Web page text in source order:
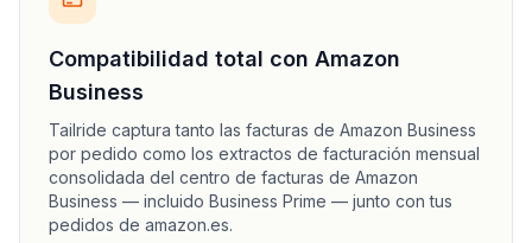
Compatibilidad total con Amazon
Business
Tailride captura tanto las facturas de Amazon Business
por pedido como los extractos de facturación mensual
consolidada del centro de facturas de Amazon
Business — incluido Business Prime — junto con tus
pedidos de amazon.es.